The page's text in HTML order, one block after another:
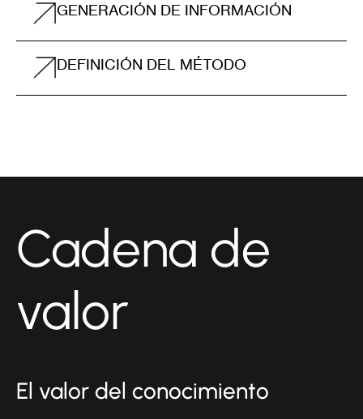
GENERACIÓN DE INFORMACIÓN
DEFINICIÓN DEL MÉTODO
Cadena de
valor
El valor del conocimiento